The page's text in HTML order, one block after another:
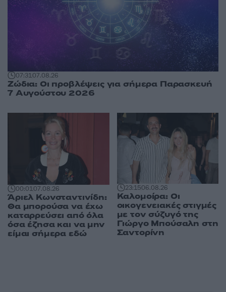
07:3107.08.26
Ζώδια: Οι προβλέψεις για σήμερα Παρασκευή
7 Αυγούστου 2026
00:0107.08.26
Άριελ Κωνσταντινίδη:
Θα μπορούσα να έχω
καταρρεύσει από όλα
όσα έζησα και να μην
είμαι σήμερα εδώ
23:1506.08.26
Καλομοίρα: Οι
οικογενειακές στιγμές
με τον σύζυγό της
Γιώργο Μπούσαλη στη
Σαντορίνη